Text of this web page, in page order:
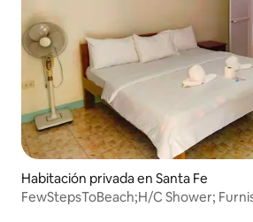
Habitación privada en Santa Fe
FewStepsToBeach;H/C Shower;